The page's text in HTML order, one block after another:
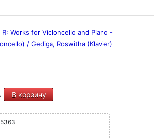
R: Works for Violoncello and Piano -
/ Gediga, Roswitha (Klavier)
В корзину